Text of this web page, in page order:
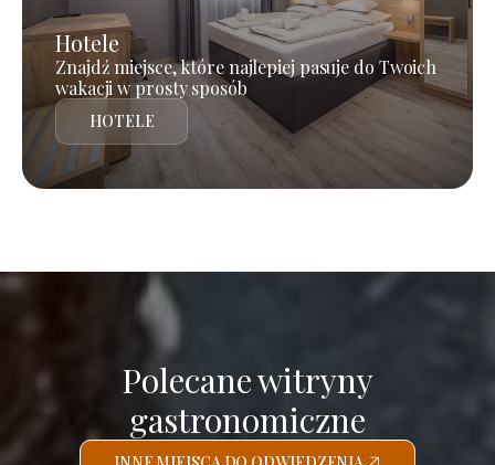
Hotele
Znajdź miejsce, które najlepiej pasuje do Twoich
wakacji w prosty sposób
HOTELE
Polecane witryny
gastronomiczne